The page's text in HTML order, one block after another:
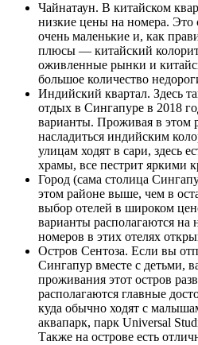
Чайнатаун. В китайском
низкие цены на номера. Это
очень маленькие и, как
плюсы — китайский
оживленные рынки и
большое количество
Индийский квартал. Здесь
отдых в Сингапуре в 2018
варианты. Проживая в этом
насладиться индийским
улицам ходят в сари, здесь
храмы, все пестрит яркими
Город (сама столица
этом районе выше, чем в
выбор отелей в широком
варианты располагаются
номеров в этих отелях
Остров Сентоза. Если вы
Сингапур вместе с детьми,
проживания этот остров
располагаются главные
куда обычно ходят с
аквапарк, парк Universal
Также на острове есть